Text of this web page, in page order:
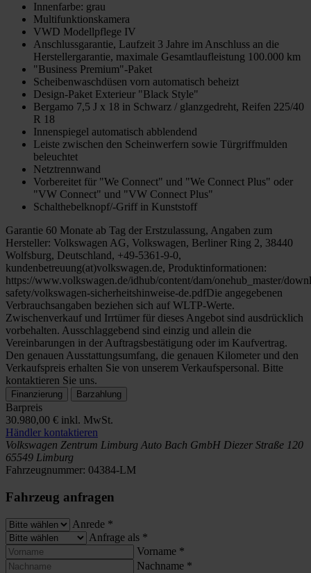
Innenfarbe: grau
Multifunktionskamera
VWD Modellpflege IV
Anschlussgarantie, Laufzeit 3 Jahre im Anschluss an die
Herstellergarantie, maximale Gesamtlaufleistung 100.000 km
"Business Premium"-Paket
Scheibenwaschdüsen vorn automatisch beheizt
Design-Paket Exterieur "Black Style"
Bergamo 7,5 J x 18 in Schwarz / glanzgedreht, Reifen 225/40
R 18
Innenspiegel automatisch abblendend
Leiste zwischen den Scheinwerfern sowie Türgriffmulden
beleuchtet
Netztrennwand
Vorbereitet für "We Connect" und "We Connect Plus" oder
"VW Connect" und "VW Connect Plus"
Schalthebelknopf/-Griff in Kunststoff
Garantie 60 Monate ab Tag der Erstzulassung, Angaben zum
Hersteller: Volkswagen AG, Volkswagen, Berliner Ring 2, 38440
Wolfsburg, Deutschland, +49-5361-9-0,
kundenbetreuung(at)volkswagen.de, Produktinformationen:
https://www.volkswagen.de/idhub/content/dam/onehub_master/
safety/volkswagen-sicherheitshinweise-de.pdfDie angegebenen
Verbrauchsangaben beziehen sich auf WLTP-Werte.
Zwischenverkauf und Irrtümer für dieses Angebot sind ausdrücklich
vorbehalten. Ausschlaggebend sind einzig und allein die
Vereinbarungen in der Auftragsbestätigung oder im Kaufvertrag.
Den genauen Ausstattungsumfang, die genauen Kilometer und den
Verkaufspreis erhalten Sie von unserem Verkaufspersonal. Bitte
kontaktieren Sie uns.
Finanzierung Barzahlung
Barpreis
30.980,00 € inkl. MwSt.
Händler kontaktieren
Volkswagen Zentrum Limburg Auto Bach GmbH Diezer Straße 120
65549 Limburg
Fahrzeugnummer: 04384-LM
Fahrzeug anfragen
Anrede *
Anfrage als *
Vorname *
Nachname *